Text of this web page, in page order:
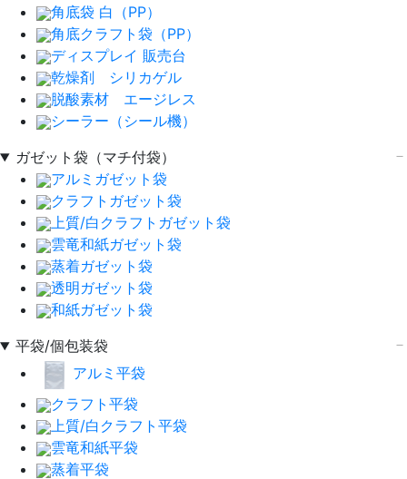
角底袋 白（PP）
角底クラフト袋（PP）
ディスプレイ 販売台
乾燥剤 シリカゲル
脱酸素材 エージレス
シーラー（シール機）
ガゼット袋（マチ付袋）
アルミガゼット袋
クラフトガゼット袋
上質/白クラフトガゼット袋
雲竜和紙ガゼット袋
蒸着ガゼット袋
透明ガゼット袋
和紙ガゼット袋
平袋/個包装袋
アルミ平袋
クラフト平袋
上質/白クラフト平袋
雲竜和紙平袋
蒸着平袋